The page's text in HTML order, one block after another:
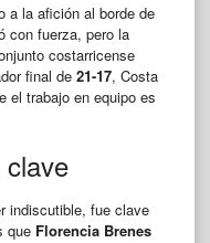
a la afición al borde de
con fuerza, pero la
costarricense
final de 21-17, Costa
el trabajo en equipo es
indiscutible, fue clave
que Florencia Brenes